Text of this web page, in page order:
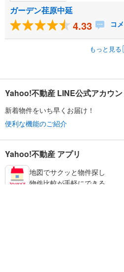
ガーデン荏原中延
4.33 コ
もっと見る
Yahoo!不動産 LINE公式アカウン
新着物件をいち早くお届け！
便利な機能のご紹介
Yahoo!不動産 アプリ
地図でサクッと物件探し
物件比較が手軽にできる